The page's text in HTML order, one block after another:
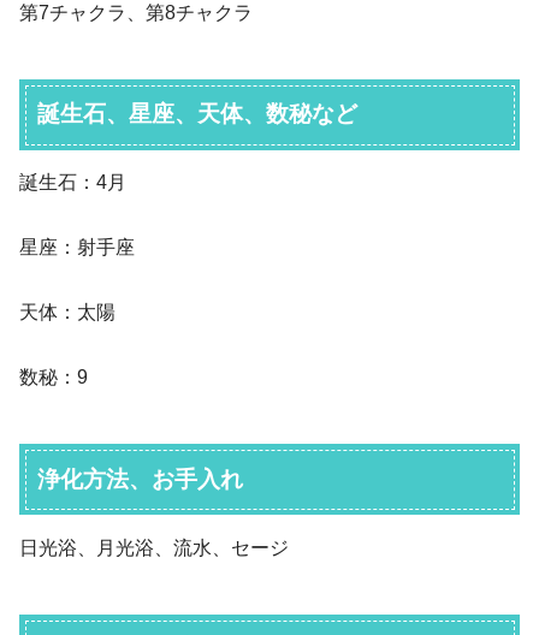
第7チャクラ、第8チャクラ
誕生石、星座、天体、数秘など
誕生石：4月
星座：射手座
天体：太陽
数秘：9
浄化方法、お手入れ
日光浴、月光浴、流水、セージ